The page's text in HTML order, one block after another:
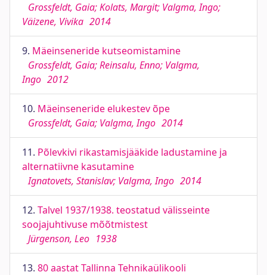
Grossfeldt, Gaia; Kolats, Margit; Valgma, Ingo;
Väizene, Vivika 2014
9. Mäeinseneride kutseomistamine
Grossfeldt, Gaia; Reinsalu, Enno; Valgma,
Ingo 2012
10. Mäeinseneride elukestev õpe
Grossfeldt, Gaia; Valgma, Ingo 2014
11. Põlevkivi rikastamisjääkide ladustamine ja
alternatiivne kasutamine
Ignatovets, Stanislav; Valgma, Ingo 2014
12. Talvel 1937/1938. teostatud välisseinte
soojajuhtivuse mõõtmistest
Jürgenson, Leo 1938
13. 80 aastat Tallinna Tehnikaülikooli